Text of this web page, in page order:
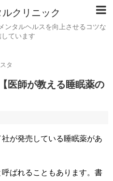
クリニック
ンタルヘルスを向上させるコツな
しています
タ
医師が教える睡眠薬の
社が発売している睡眠薬があ
ばれることもあります。書